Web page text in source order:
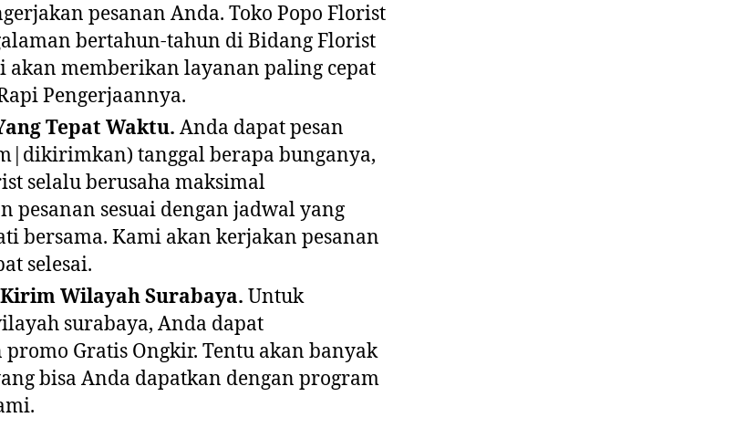
pesanan Anda. Toko Popo Florist
bertahun-tahun di Bidang Florist
akan memberikan layanan paling cepat
Pengerjaannya.
Tepat Waktu. Anda dapat pesan
tanggal berapa bunganya,
selalu berusaha maksimal
pesanan sesuai dengan jadwal yang
bersama. Kami akan kerjakan pesanan
selesai.
Wilayah Surabaya. Untuk
surabaya, Anda dapat
Gratis Ongkir. Tentu akan banyak
bisa Anda dapatkan dengan program